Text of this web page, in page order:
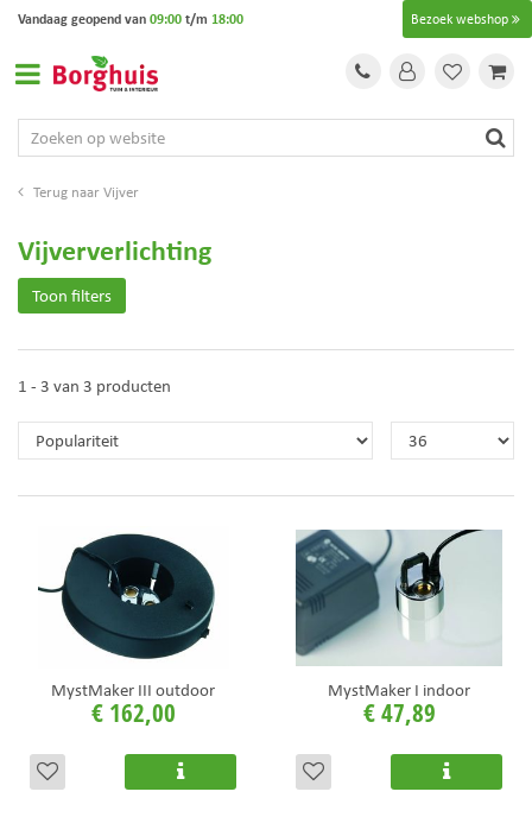
Vijver
Bezoek webshop
Vandaag geopend van09:00t/m 18:00
Vijververlichting
Toon filters
1 - 3 van 3 producten
MystMaker III outdoor
€ 162,00
MystMaker I indoor
€47,89